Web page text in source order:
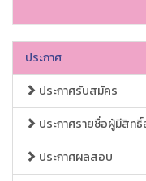
ประกาศ
ประกาศรับสมัคร
ประกาศรายชื่อผู้มีสิท
ประกาศผลสอบ